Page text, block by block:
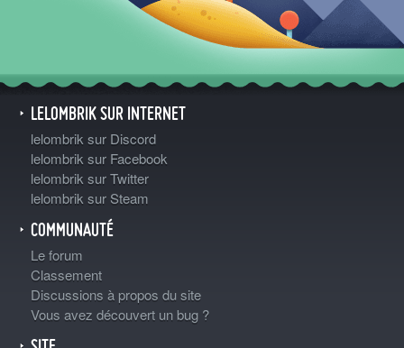
LELOMBRIK SUR INTERNET
lelombrik sur Discord
lelombrik sur Facebook
lelombrik sur Twitter
lelombrik sur Steam
COMMUNAUTÉ
Le forum
Classement
Discussions à propos du site
Vous avez découvert un bug ?